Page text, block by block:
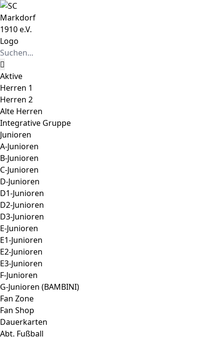
Zum
Inhalt
springen
Instagram
Facebook
Suche
nach:
Aktive
Herren 1
Herren 2
Alte Herren
Integrative Gruppe
Junioren
A-Junioren
B-Junioren
C-Junioren
D-Junioren
D1-Junioren
D2-Junioren
D3-Junioren
E-Junioren
E1-Junioren
E2-Junioren
E3-Junioren
F-Junioren
G-Junioren (BAMBINI)
Fan Zone
Fan Shop
Dauerkarten
Abt. Fußball